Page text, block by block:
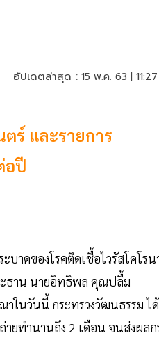
อัปเดตล่าสุด : 15 พ.ค. 63 |
ร์ และรายการ
อปี
าดของโรคติดเชื้อไวรัสโคโรน
ธาน นายอิทธิพล คุณปลื้ม
าในวันนี้ กระทรวงวัฒนธรรม ได้
ยทำนานถึง 2 เดือน จนส่งผลก